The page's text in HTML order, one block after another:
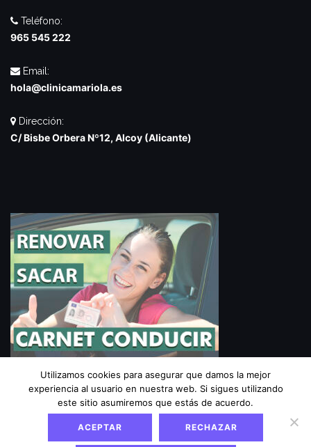
Teléfono:
965 545 222
Email:
hola@clinicamariola.es
Dirección:
C/ Bisbe Orbera Nº12, Alcoy (Alicante)
Aviso Legal|Política de privacidad| Política de
Utilizamos cookies para asegurar que damos la mejor
experiencia al usuario en nuestra web. Si sigues utilizando
este sitio asumiremos que estás de acuerdo.
ACEPTAR RECHAZAR